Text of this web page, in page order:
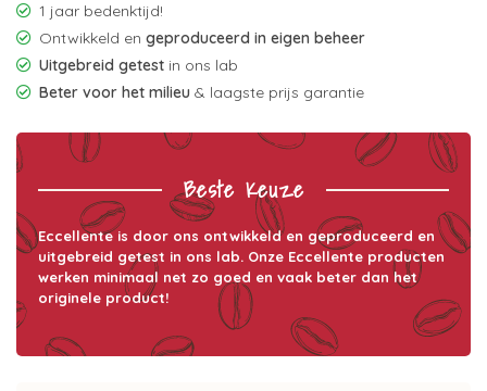
1 jaar bedenktijd!
Ontwikkeld en geproduceerd in eigen beheer
Uitgebreid getest in ons lab
Beter voor het milieu & laagste prijs garantie
Beste Keuze
Eccellente is door ons ontwikkeld en geproduceerd en
uitgebreid getest in ons lab. Onze Eccellente producten
werken minimaal net zo goed en vaak beter dan het
originele product!